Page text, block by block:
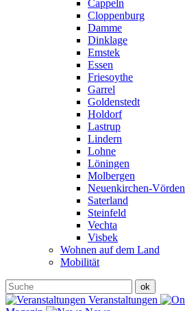
Cappeln
Cloppenburg
Damme
Dinklage
Emstek
Essen
Friesoythe
Garrel
Goldenstedt
Holdorf
Lastrup
Lindern
Lohne
Löningen
Molbergen
Neuenkirchen-Vörden
Saterland
Steinfeld
Vechta
Visbek
Wohnen auf dem Land
Mobilität
Veranstaltungen